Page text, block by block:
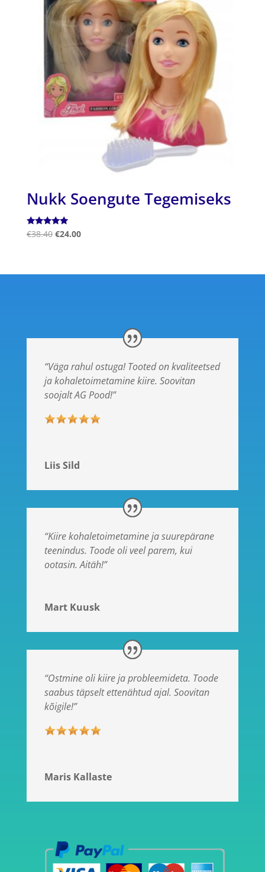
Nukk Soengute Tegemiseks
Hinnanguga
5.00
€38.40 €24.00
“Väga rahul ostuga! Tooted on kvaliteetsed
ja kohaletoimetamine kiire. Soovitan
soojalt AG Pood!”
Liis Sild
“Kiire kohaletoimetamine ja suurepärane
teenindus. Toode oli veel parem, kui
ootasin. Aitäh!”
Mart Kuusk
“Ostmine oli kiire ja probleemideta. Toode
saabus täpselt ettenähtud ajal. Soovitan
kõigile!”
Maris Kallaste